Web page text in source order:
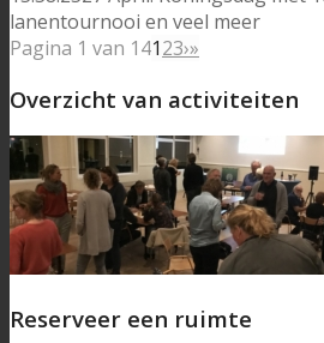
lanentournooi en veel meer
Pagina 1 van 14123›»
Overzicht van activiteiten
Reserveer een ruimte